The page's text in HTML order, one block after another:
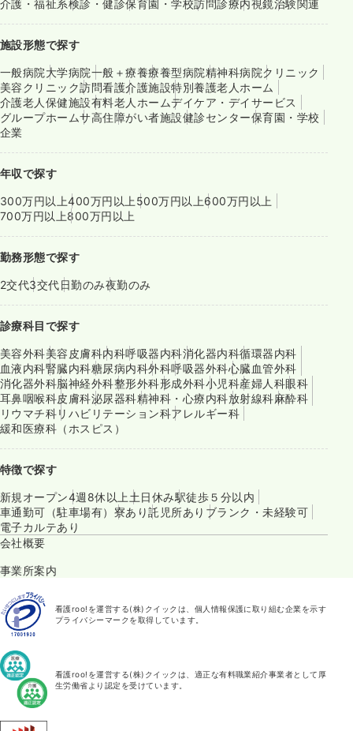
介護・福祉系検診・健診保育園・学校訪問診療内視鏡治験関連
施設形態で探す
一般病院大学病院一般＋療養療養型病院精神科病院クリニック
美容クリニック訪問看護介護施設特別養護老人ホーム
介護老人保健施設有料老人ホームデイケア・デイサービス
グループホームサ高住障がい者施設健診センター保育園・学校
企業
年収で探す
300万円以上400万円以上 500万円以上600万円以上
700万円以上800万円以上
勤務形態で探す
2交代3交代日勤のみ夜勤のみ
診療科目で探す
美容外科美容皮膚科内科呼吸器内科消化器内科循環器内科
血液内科腎臓内科糖尿病内科外科呼吸器外科心臓血管外科
消化器外科脳神経外科整形外科形成外科小児科産婦人科眼科
耳鼻咽喉科皮膚科泌尿器科精神科・心療内科放射線科麻酔科
リウマチ科リハビリテーション科アレルギー科
緩和医療科（ホスピス）
特徴で探す
新規オープン4週8休以上 土日休み駅徒歩５分以内
車通勤可（駐車場有） 寮あり託児所あり ブランク・未経験可
電子カルテあり
会社概要
事業所案内
看護roo!を運営する(株)クイックは、個人情報保護に取り組む企業を示す
プライバシーマークを取得しています。
看護roo!を運営する(株)クイックは、適正な有料職業紹介事業者として厚
生労働省より認定を受けています。